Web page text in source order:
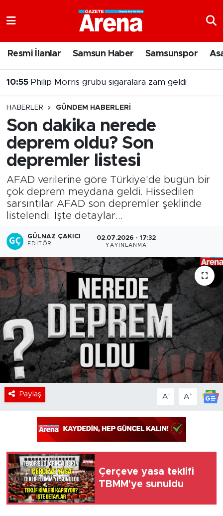
Resmi İlanlar Samsun Haber Samsunspor
10:55 Philip Morris grubu sigaralara zam geldi
HABERLER GÜNDEM HABERLERI
Son dakika nerede
deprem oldu? Son
depremler listesi
AFAD verilerine göre Türkiye'de bugün bir
çok deprem meydana geldi. Hissedilen
sarsıntılar AFAD son depremler şeklinde
listelendi. İşte detaylar...
GÜLNAZ ÇAKICI
EDITÖR
02.07.2026 - 17:32
YAYINLANMA
Paylaş A- A+
Çerçeve yasa teklifi
TBMM'ye sunuldu
Samsun Namaz Vakitleri
Süper Lig Puan Durumu ve Fikstür
Tüm Manşetler
Son Dakika Haberleri
Haber Arşivi